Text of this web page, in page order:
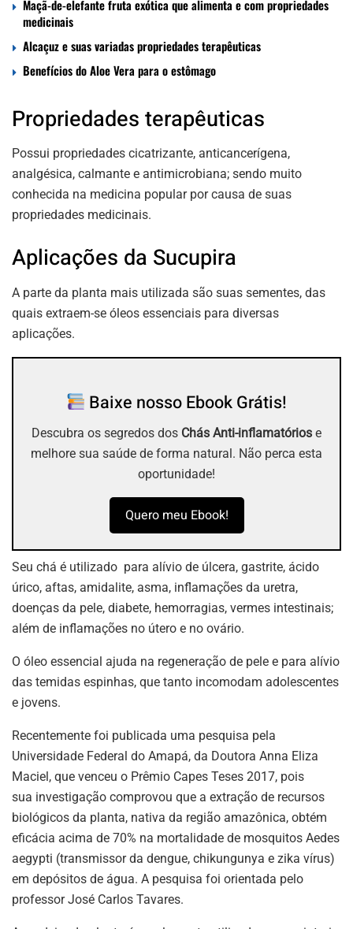
Maçã-de-elefante fruta exótica que alimenta e com propriedades
medicinais
Alcaçuz e suas variadas propriedades terapêuticas
Benefícios do Aloe Vera para o estômago
Propriedades terapêuticas
Possui propriedades cicatrizante, anticancerígena,
analgésica, calmante e antimicrobiana; sendo muito
conhecida na medicina popular por causa de suas
propriedades medicinais.
Aplicações da Sucupira
A parte da planta mais utilizada são suas sementes, das
quais extraem-se óleos essenciais para diversas
aplicações.
Baixe nosso Ebook Grátis!
Descubra os segredos dos Chás Anti-inflamatórios e
melhore sua saúde de forma natural. Não perca esta
oportunidade!
Quero meu Ebook!
Seu chá é utilizado para alívio de úlcera, gastrite, ácido
úrico, aftas, amidalite, asma, inflamações da uretra,
doenças da pele, diabete, hemorragias, vermes intestinais;
além de inflamações no útero e no ovário.
O óleo essencial ajuda na regeneração de pele e para alívio
das temidas espinhas, que tanto incomodam adolescentes
e jovens.
Recentemente foi publicada uma pesquisa pela
Universidade Federal do Amapá, da Doutora Anna Eliza
Maciel, que venceu o Prêmio Capes Teses 2017, pois
sua investigação comprovou que a extração de recursos
biológicos da planta, nativa da região amazônica, obtém
eficácia acima de 70% na mortalidade de mosquitos Aedes
aegypti (transmissor da dengue, chikungunya e zika vírus)
em depósitos de água. A pesquisa foi orientada pelo
professor José Carlos Tavares.